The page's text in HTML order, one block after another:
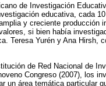
de Investigación
educativa, cada
y creciente
si bien había
Teresa Yurén y Ana Hirsh,
de Red Nacional de
Congreso (2007), los
un área temática particular